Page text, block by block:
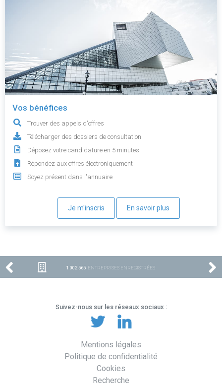
Vos bénéfices
Trouver des appels d'offres
Télécharger des dossiers de consultation
Déposez votre candidature en 5 minutes
Répondez aux offres électroniquement
Soyez présent dans l'annuaire
Je m'inscris En savoir plus
1 002 565 ENTREPRISES ENREGISTRÉES
Suivez-nous sur les réseaux sociaux :
Mentions légales
Politique de confidentialité
Cookies
Recherche